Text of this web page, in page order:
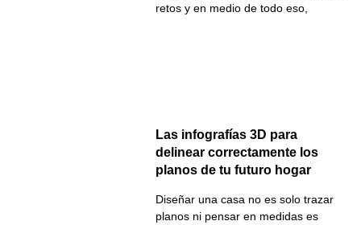
retos y en medio de todo eso,
Las infografías 3D para
delinear correctamente los
planos de tu futuro hogar
Diseñar una casa no es solo trazar
planos ni pensar en medidas es